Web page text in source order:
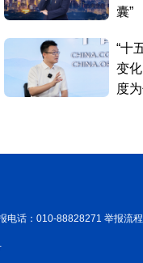
电话：010-88828271 举报流程